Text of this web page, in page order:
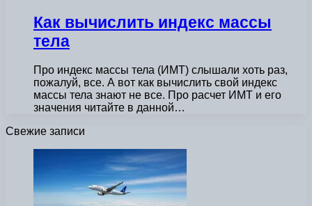
Как вычислить индекс массы
тела
Про индекс массы тела (ИМТ) слышали хоть раз,
пожалуй, все. А вот как вычислить свой индекс
массы тела знают не все. Про расчет ИМТ и его
значения читайте в данной…
Свежие записи